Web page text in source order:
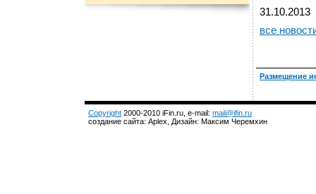
31.10.2013
все
Размещение
Copyright 2000-2010 iFin.ru, e-mail: mail@ifin.ru
создание сайта: Aplex, Дизайн: Максим Черемхин